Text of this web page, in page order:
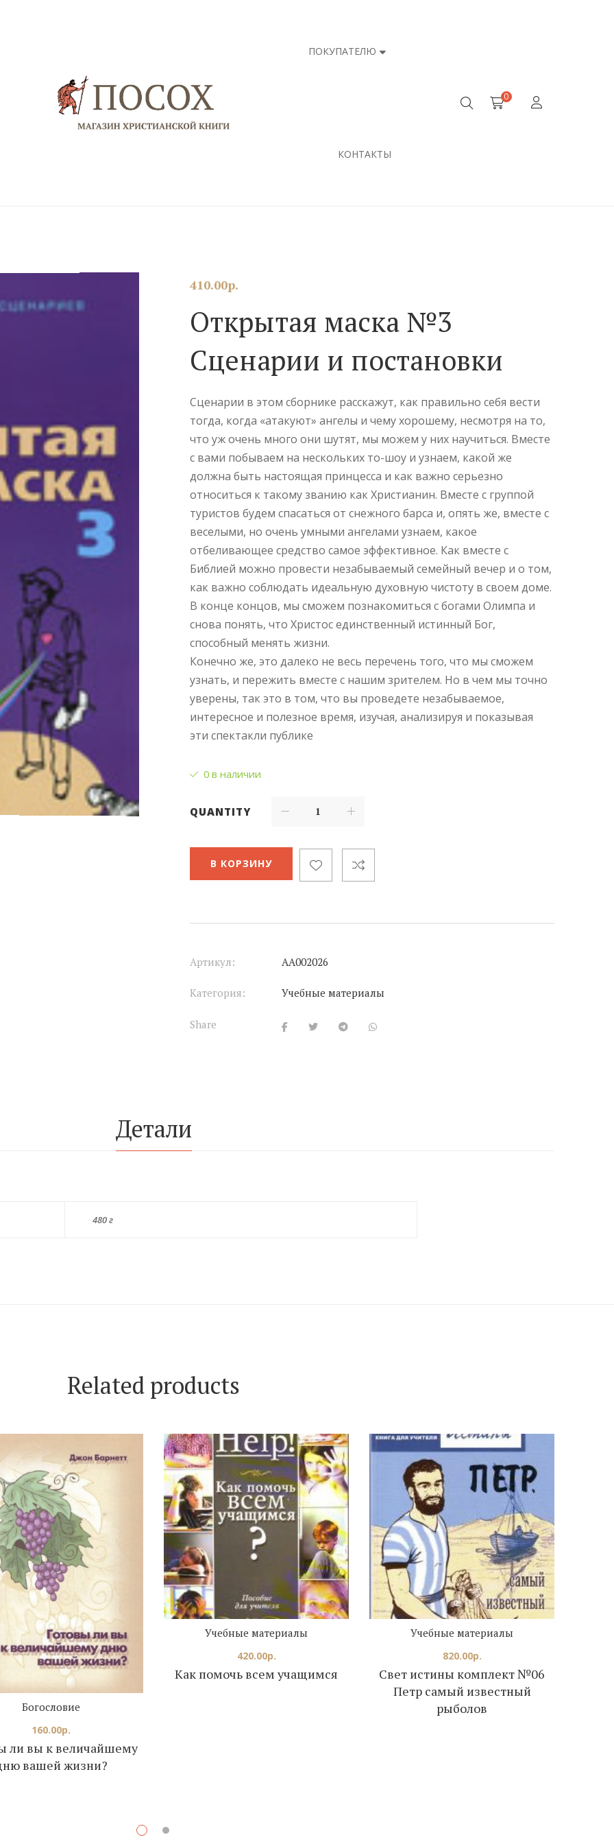
ПОКУПАТЕЛЮ
КОНТАКТЫ
0
410.00р.
Открытая маска №3
Сценарии и постановки
Сценарии в этом сборнике расскажут, как правильно себя вести
тогда, когда «атакуют» ангелы и чему хорошему, несмотря на то,
что уж очень много они шутят, мы можем у них научиться. Вместе
с вами побываем на нескольких то-шоу и узнаем, какой же
должна быть настоящая принцесса и как важно серьезно
относиться к такому званию как Христианин. Вместе с группой
туристов будем спасаться от снежного барса и, опять же, вместе с
веселыми, но очень умными ангелами узнаем, какое
отбеливающее средство самое эффективное. Как вместе с
Библией можно провести незабываемый семейный вечер и о том,
как важно соблюдать идеальную духовную чистоту в своем доме.
В конце концов, мы сможем познакомиться с богами Олимпа и
снова понять, что Христос единственный истинный Бог,
способный менять жизни.
Конечно же, это далеко не весь перечень того, что мы сможем
узнать, и пережить вместе с нашим зрителем. Но в чем мы точно
уверены, так это в том, что вы проведете незабываемое,
интересное и полезное время, изучая, анализируя и показывая
эти спектакли публике
0 в наличии
QUANTITY
В КОРЗИНУ
Артикул: АА002026
Категория: Учебные материалы
Share
Детали
480 г
Related products
ли вы к величайшему
вашей жизни?
Богословие
160.00р.
Как помочь всем учащимся
Учебные материалы
420.00р.
Свет истины комплект №06
Петр самый известный
рыболов
Учебные материалы
820.00р.